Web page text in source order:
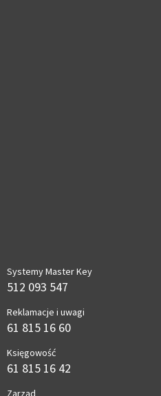
Systemy Master Key
512 093 547
Reklamacje i uwagi
61 815 16 60
Księgowość
61 815 16 42
Zarząd